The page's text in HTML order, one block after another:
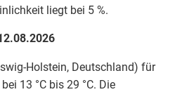
liegt bei 5 %.
Holstein, Deutschland) für
13 °C bis 29 °C. Die